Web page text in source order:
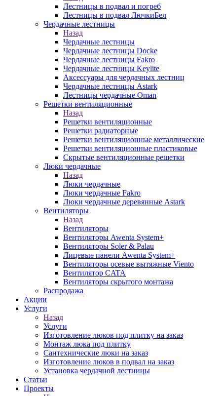
Лестницы в подвал и погреб
Лестницы в подвал ЛючкиБел
Чердачные лестницы
Назад
Чердачные лестницы
Чердачные лестницы Docke
Чердачные лестницы Fakro
Чердачные лестницы Keylite
Аксессуары для чердачных лестниц
Чердачные лестницы Astark
Лестницы чердачные Oman
Решетки вентиляционные
Назад
Решетки вентиляционные
Решетки радиаторные
Решетки вентиляционные металлические
Решетки вентиляционные пластиковые
Скрытые вентиляционные решетки
Люки чердачные
Назад
Люки чердачные
Люки чердачные Fakro
Люки чердачные деревянные Astark
Вентиляторы
Назад
Вентиляторы
Вентиляторы Awenta System+
Вентиляторы Soler & Palau
Лицевые панели Awenta System+
Вентиляторы осевые вытяжные Viento
Вентилятор CATA
Вентиляторы скрытого монтажа
Распродажа
Акции
Услуги
Назад
Услуги
Изготовление люков под плитку на заказ
Монтаж люка под плитку
Сантехнические люки на заказ
Изготовление люков в подвал на заказ
Установка чердачной лестницы
Статьи
Проекты